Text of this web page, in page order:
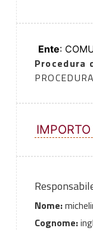
Ente:
Procedura
Nome:
Cognome: